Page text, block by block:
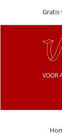
Gratis
VOOR